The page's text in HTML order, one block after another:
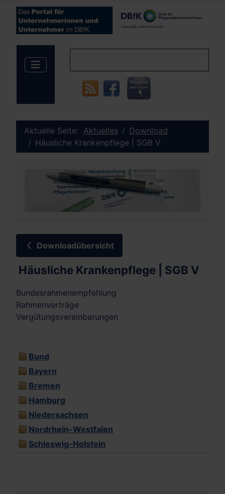
Aktuelle Seite: Aktuelles
Download
Häusliche Krankenpflege | SGB V
Downloadübersicht
Häusliche Krankenpflege | SGB V
Bundesrahmenempfehlung
Rahmenverträge
Vergütungsvereinbarungen
Bund
Bayern
Bremen
Hamburg
Niedersachsen
Nordrhein-Westfalen
Schleswig-Holstein